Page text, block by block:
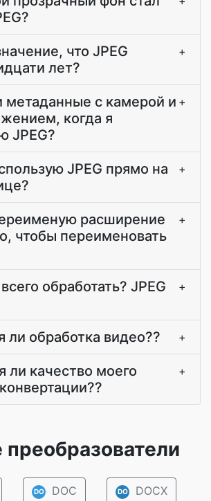
что JPEG
лет?
+
метаданные с камерой и
когда я
JPEG?
+
JPEG прямо на
+
расширение
чтобы переименовать
+
обработать? JPEG
+
ли обработка видео?? +
ли качество моего
+
преобразователи
DO DOC DO DOCX